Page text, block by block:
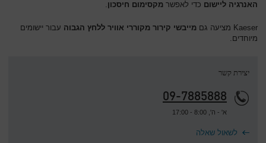
כללית
החברה
-
כללית
האנרגיה ליישום כדי לאפשר מקסימום חיסכון.
Kaeser מציעה גם מייבשי קירור מקוררי אוויר ללחץ הגבוה עבור יישומים
מיוחדים.
יצירת קשר
09-7885888
א' - ה', 8:00 - 17:00
לשאול שאלה